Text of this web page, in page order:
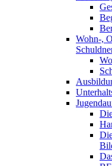
Wohn-,